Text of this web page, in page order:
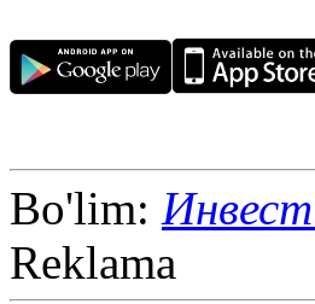
Bo'lim:
Reklama